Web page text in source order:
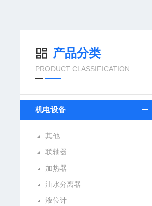
产品分类
PRODUCT CLASSIFICATION
机电设备
其他
联轴器
加热器
油水分离器
液位计